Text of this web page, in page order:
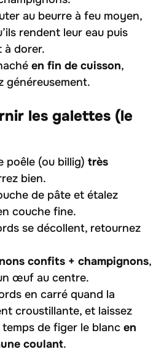
au beurre à feu moyen,
rendent leur eau puis
à dorer.
en fin de cuisson,
généreusement.
les galettes (le
poêle (ou billig) très
bien.
de pâte et étalez
couche fine.
se décollent, retournez
confits + champignons,
œuf au centre.
en carré quand la
croustillante, et laissez
de figer le blanc en
coulant.